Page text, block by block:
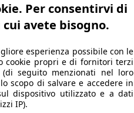
Per consentirvi di
avete bisogno.
esperienza possibile con le
cookie propri e di fornitori terzi
seguito menzionati nel loro
scopo di salvare e accedere in
dispositivo utilizzato e a dati
IP).